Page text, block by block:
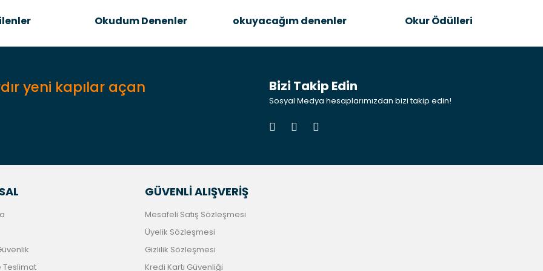
Okudum Denenler okuyacağım denenler Okur Ödülleri
yeni kapılar açan Bizi Takip Edin
Sosyal Medya hesaplarımızdan bizi takip edin!
Teslimat
GÜVENLİ ALIŞVERİŞ
Mesafeli Satış Sözleşmesi
Üyelik Sözleşmesi
Gizlilik Sözleşmesi
Kredi Kartı Güvenliği